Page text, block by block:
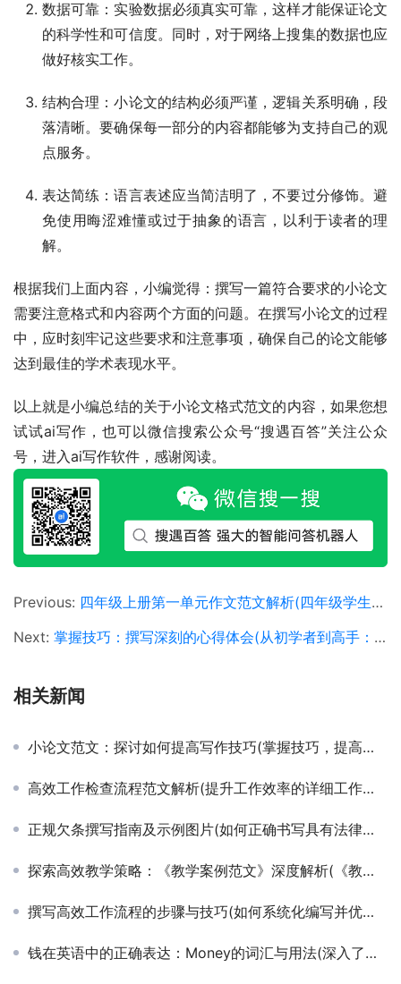
数据可靠：实验数据必须真实可靠，这样才能保证论文
的科学性和可信度。同时，对于网络上搜集的数据也应
做好核实工作。
结构合理：小论文的结构必须严谨，逻辑关系明确，段
落清晰。要确保每一部分的内容都能够为支持自己的观
点服务。
表达简练：语言表述应当简洁明了，不要过分修饰。避
免使用晦涩难懂或过于抽象的语言，以利于读者的理
解。
根据我们上面内容，小编觉得：撰写一篇符合要求的小论文
需要注意格式和内容两个方面的问题。在撰写小论文的过程
中，应时刻牢记这些要求和注意事项，确保自己的论文能够
达到最佳的学术表现水平。
以上就是小编总结的关于小论文格式范文的内容，如果您想
试试ai写作，也可以微信搜索公众号“搜遇百答”关注公众
号，进入ai写作软件，感谢阅读。
Previous: 四年级上册第一单元作文范文解析(四年级学生如何撰写第一单元优秀作文案例)
Next: 掌握技巧：撰写深刻的心得体会(从初学者到高手：详细解析心得体会的写作秘诀)
相关新闻
小论文范文：探讨如何提高写作技巧(掌握技巧，提高写作水平：小论文范文详解)
高效工作检查流程范文解析(提升工作效率的详细工作检查步骤与模板示例)
正规欠条撰写指南及示例图片(如何正确书写具有法律效力的欠条并附上模板图片)
探索高效教学策略：《教学案例范文》深度解析(《教学案例范文》中的创新实践与学生参与度提升案例研究)
撰写高效工作流程的步骤与技巧(如何系统化编写并优化个人或团队工作流程)
钱在英语中的正确表达：Money的词汇与用法(深入了解Money一词在英语学习与日常交流中的应用)